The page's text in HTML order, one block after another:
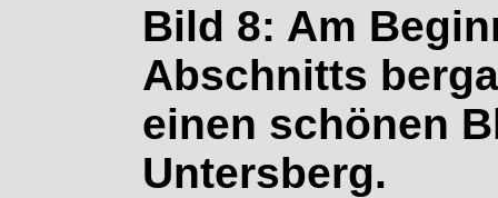
Bild 8: Am
Abschnitts
einen schönen
Untersberg.